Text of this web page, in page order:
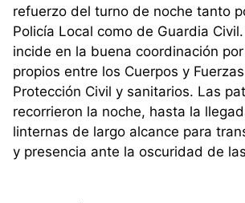
refuerzo del turno de noche tanto
Policía Local como de Guardia
incide en la buena coordinación
propios entre los Cuerpos y
Protección Civil y sanitarios. Las
recorrieron la noche, hasta la
linternas de largo alcance para
y presencia ante la oscuridad de